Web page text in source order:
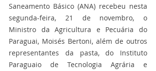
Saneamento Básico (ANA) recebeu nesta
segunda-feira, 21 de novembro, o
Ministro da Agricultura e Pecuária do
Paraguai, Moisés Bertoni, além de outros
representantes da pasta, do Instituto
Paraguaio de Tecnologia Agrária e